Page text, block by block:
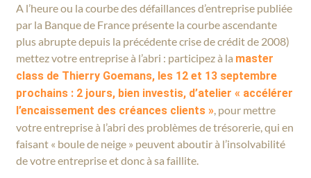
A l’heure ou la courbe des défaillances d’entreprise publiée
par la Banque de France présente la courbe ascendante
plus abrupte depuis la précédente crise de crédit de 2008)
mettez votre entreprise à l’abri : participez à la master
class de Thierry Goemans, les 12 et 13 septembre
prochains : 2 jours, bien investis, d’atelier « accélérer
l’encaissement des créances clients », pour mettre
votre entreprise à l’abri des problèmes de trésorerie, qui en
faisant « boule de neige » peuvent aboutir à l’insolvabilité
de votre entreprise et donc à sa faillite.